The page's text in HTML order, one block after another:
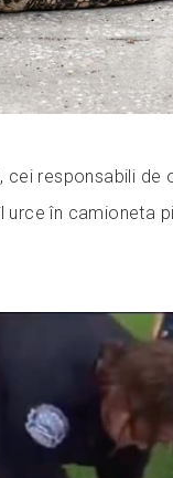
responsabili de
în camioneta